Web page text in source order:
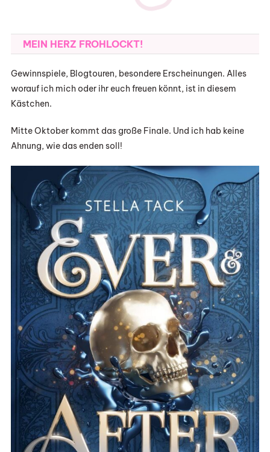
MEIN HERZ FROHLOCKT!
Gewinnspiele, Blogtouren, besondere Erscheinungen. Alles
worauf ich mich oder ihr euch freuen könnt, ist in diesem
Kästchen.
Mitte Oktober kommt das große Finale. Und ich hab keine
Ahnung, wie das enden soll!